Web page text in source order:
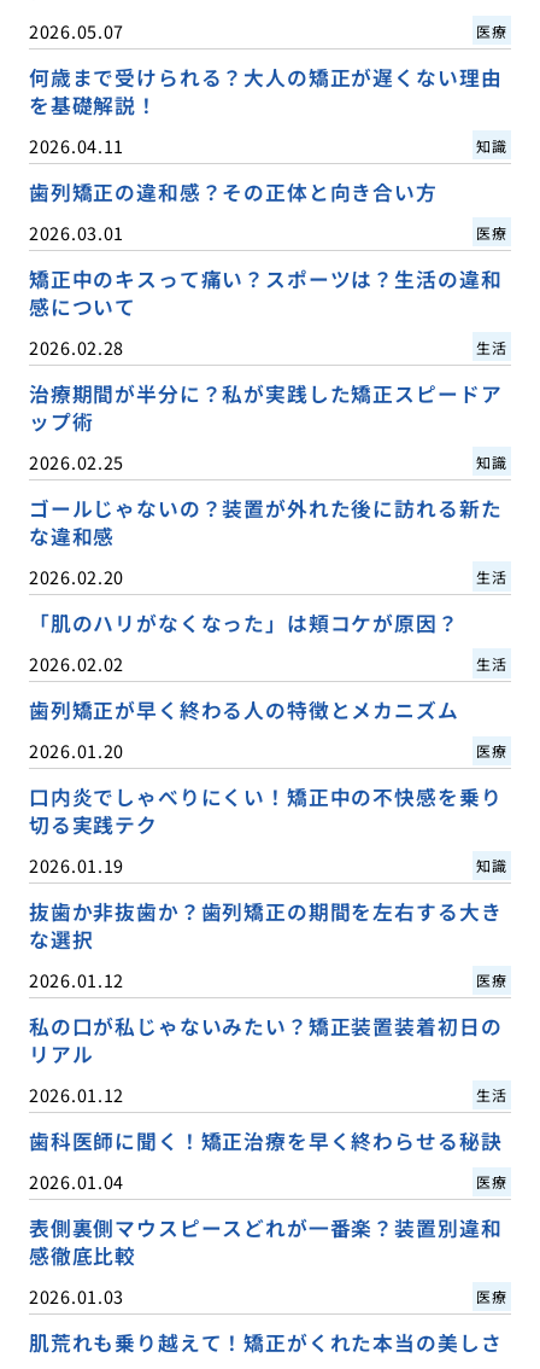
2026.05.07 医療
何歳まで受けられる？大人の矯正が遅くない理由
を基礎解説！
2026.04.11 知識
歯列矯正の違和感？その正体と向き合い方
2026.03.01 医療
矯正中のキスって痛い？スポーツは？生活の違和
感について
2026.02.28 生活
治療期間が半分に？私が実践した矯正スピードア
ップ術
2026.02.25 知識
ゴールじゃないの？装置が外れた後に訪れる新た
な違和感
2026.02.20 生活
「肌のハリがなくなった」は頬コケが原因？
2026.02.02 生活
歯列矯正が早く終わる人の特徴とメカニズム
2026.01.20 医療
口内炎でしゃべりにくい！矯正中の不快感を乗り
切る実践テク
2026.01.19 知識
抜歯か非抜歯か？歯列矯正の期間を左右する大き
な選択
2026.01.12 医療
私の口が私じゃないみたい？矯正装置装着初日の
リアル
2026.01.12 生活
歯科医師に聞く！矯正治療を早く終わらせる秘訣
2026.01.04 医療
表側裏側マウスピースどれが一番楽？装置別違和
感徹底比較
2026.01.03 医療
肌荒れも乗り越えて！矯正がくれた本当の美しさ